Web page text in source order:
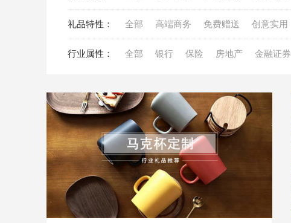
礼品特性： 全部 高端商务 免费赠送 创意实用
行业属性： 全部 银行 保险 房地产 金融证券